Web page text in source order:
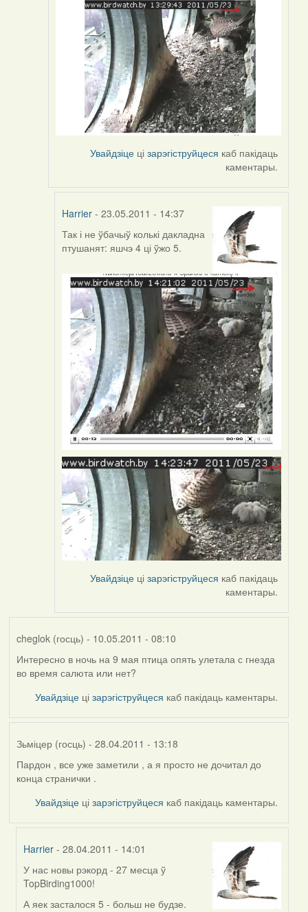
Увайдзіце цізарэгіструйцеся каб пакідаць
каментары.
Harrier - 23.05.2011 - 14:37
In
reply
by
Harrier
Так і не ўбачыў колькі дакладна
птушанят: яшчэ 4 ці ўжо 5.
Увайдзіце цізарэгіструйцеся каб пакідаць
каментары.
cheglok (госць) - 10.05.2011 - 08:10
Интересно в ночь на 9 мая птица опять улетала с гнезда
во время салюта или нет?
Увайдзіце цізарэгіструйцеся каб пакідаць каментары.
Зьміцер (госць) - 28.04.2011 - 13:18
Пардон , все уже заметили , а я просто не дочитал до
конца странички .
Увайдзіце цізарэгіструйцеся каб пакідаць каментары.
Harrier - 28.04.2011 - 14:01
In
reply
to
У нас новы рэкорд - 27 месца ў
TopBirding1000!
А яек засталося 5 - больш не будзе.